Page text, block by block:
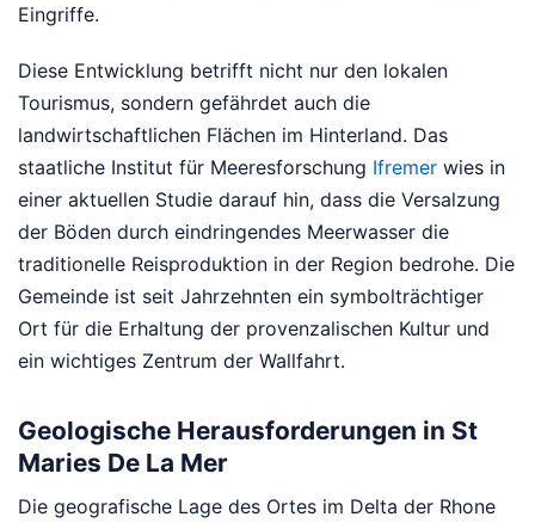
Eingriffe.
Diese Entwicklung betrifft nicht nur den lokalen
Tourismus, sondern gefährdet auch die
landwirtschaftlichen Flächen im Hinterland. Das
staatliche Institut für Meeresforschung Ifremer wies in
einer aktuellen Studie darauf hin, dass die Versalzung
der Böden durch eindringendes Meerwasser die
traditionelle Reisproduktion in der Region bedrohe. Die
Gemeinde ist seit Jahrzehnten ein symbolträchtiger
Ort für die Erhaltung der provenzalischen Kultur und
ein wichtiges Zentrum der Wallfahrt.
Geologische Herausforderungen in St
Maries De La Mer
Die geografische Lage des Ortes im Delta der Rhone